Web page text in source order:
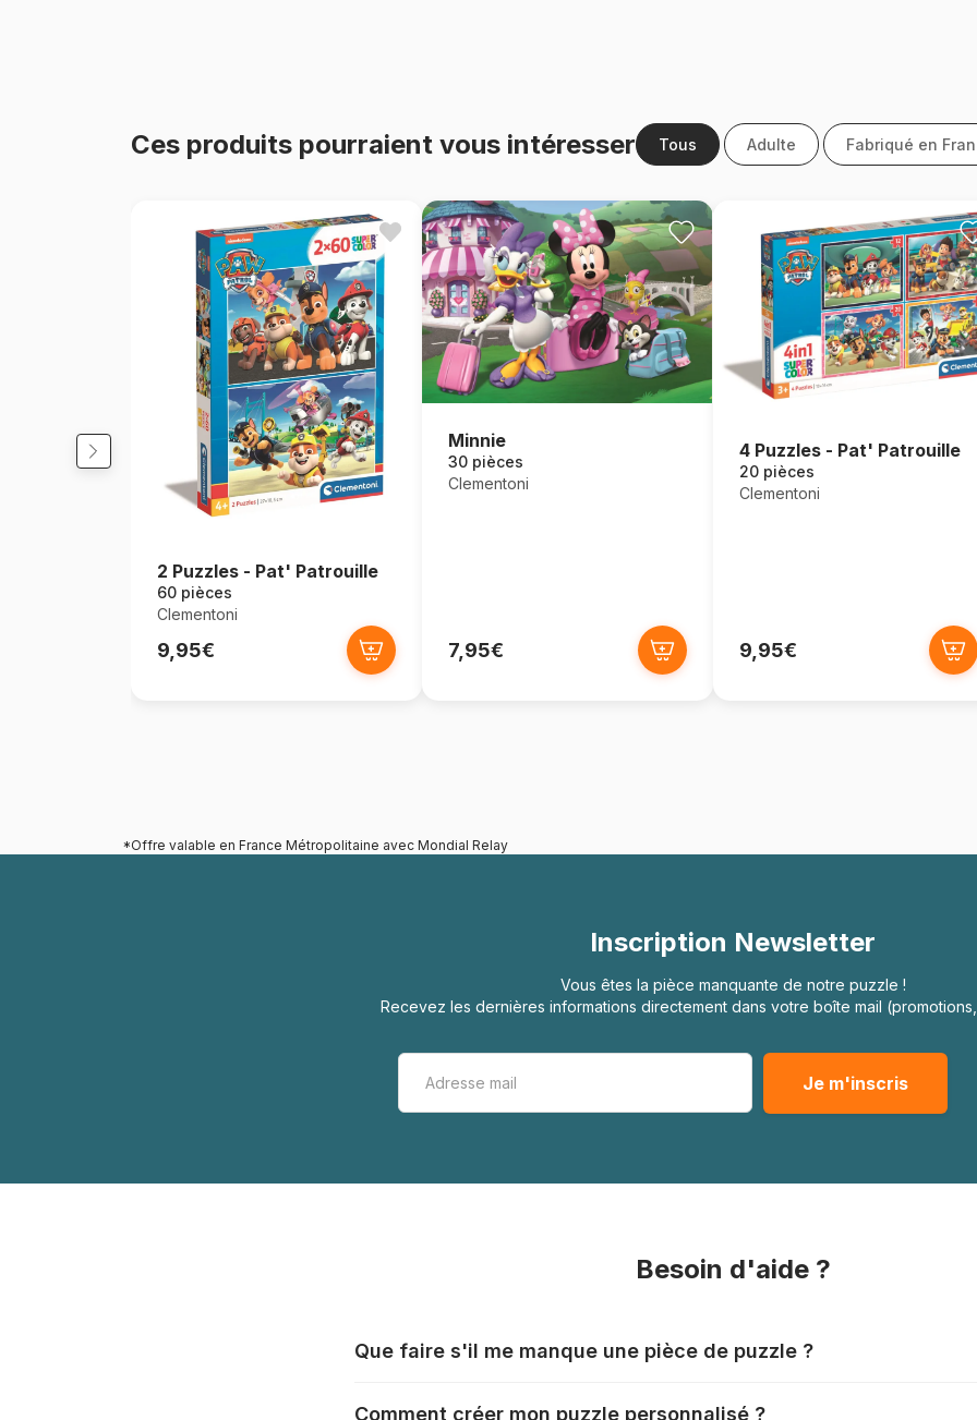
Ces produits pourraient vous intéresser Tous Adulte Fabriqué en
2 Puzzles - Pat' Patrouille
60 pièces
Clementoni
9,95€
Minnie
30 pièces
Clementoni
7,95€
4 Puzzles - Pat' Patrouille
20 pièces
Clementoni
9,95€
*Offre valable en France Métropolitaine avec Mondial Relay
Inscription Newsletter
Vous êtes la pièce manquante de notre puzzle !
Recevez les dernières informations directement dans votre boîte mail
Besoin d'aide ?
Que faire s'il me manque une pièce de puzzle ?
Comment créer mon puzzle personnalisé ?